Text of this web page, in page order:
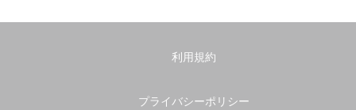
利用規約
プライバシーポリシー